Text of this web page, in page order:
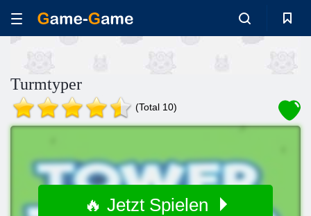
Turmtyper
(Total 10)
🔥 Jetzt Spielen